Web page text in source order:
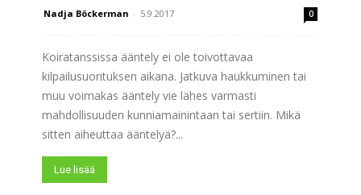
Nadja Böckerman - 5.9.2017 0
Koiratanssissa ääntely ei ole toivottavaa
kilpailusuorituksen aikana. Jatkuva haukkuminen tai
muu voimakas ääntely vie lähes varmasti
mahdollisuuden kunniamainintaan tai sertiin. Mikä
sitten aiheuttaa ääntelyä?...
Lue lisää